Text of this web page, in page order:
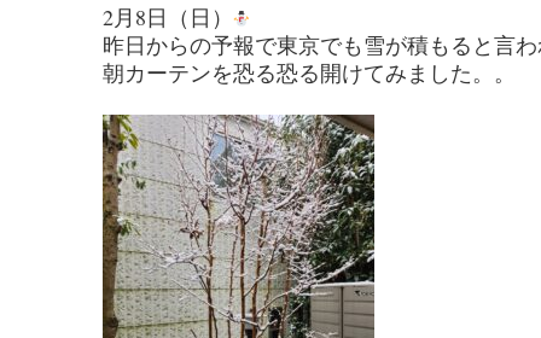
2月8日（日）
昨日からの予報で東京でも雪が積もると言
朝カーテンを恐る恐る開けてみました。。